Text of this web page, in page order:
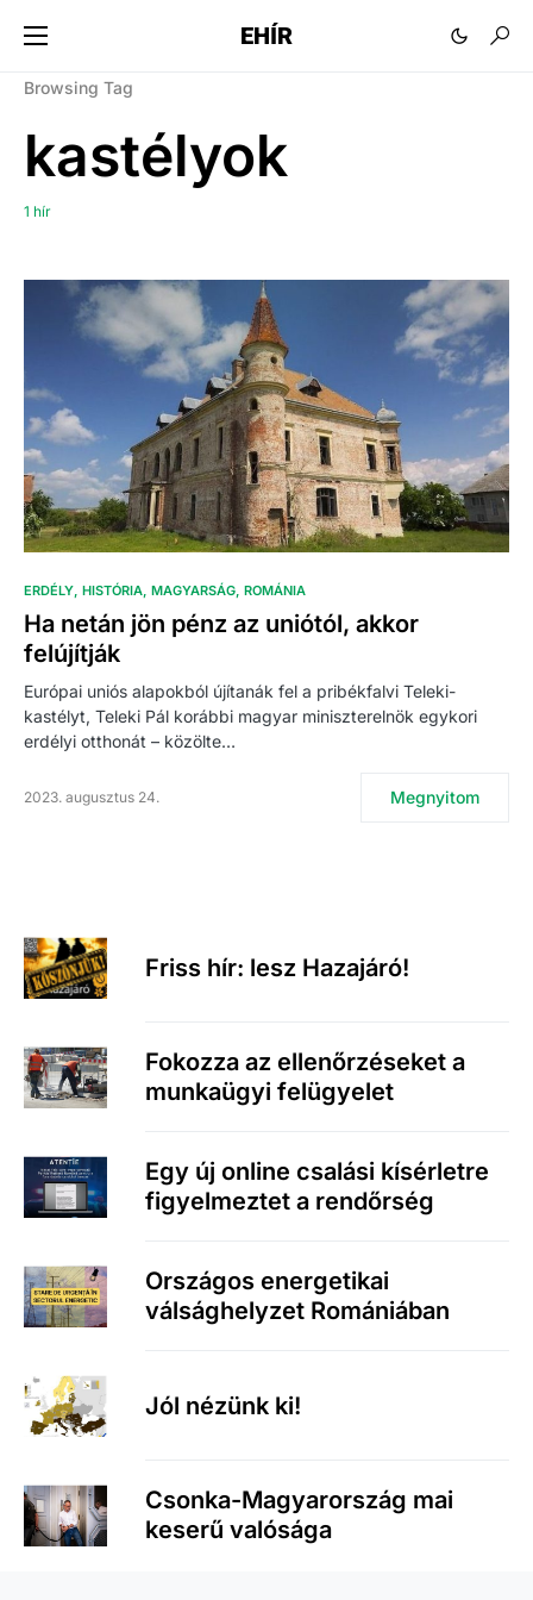
EHÍR
Browsing Tag
kastélyok
1 hír
ERDÉLY HISTÓRIA MAGYARSÁG ROMÁNIA
Ha netán jön pénz az uniótól, akkor
felújítják
Európai uniós alapokból újítanák fel a pribékfalvi Teleki-
kastélyt, Teleki Pál korábbi magyar miniszterelnök egykori
erdélyi otthonát – közölte…
2023. augusztus 24. Megnyitom
Friss hír: lesz Hazajáró!
Fokozza az ellenőrzéseket a
munkaügyi felügyelet
Egy új online csalási kísérletre
figyelmeztet a rendőrség
Országos energetikai
válsághelyzet Romániában
Jól nézünk ki!
Csonka-Magyarország mai
keserű valósága